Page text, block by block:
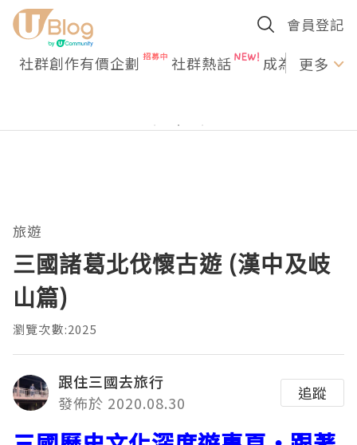
會員登記
社群創作有價企劃 社群熱話 成為U更多
旅遊
三國諸葛北伐懷古遊 (漢中及岐
山篇)
瀏覽次數:2025
跟住三國去旅行
發佈於 2020.08.30
追蹤